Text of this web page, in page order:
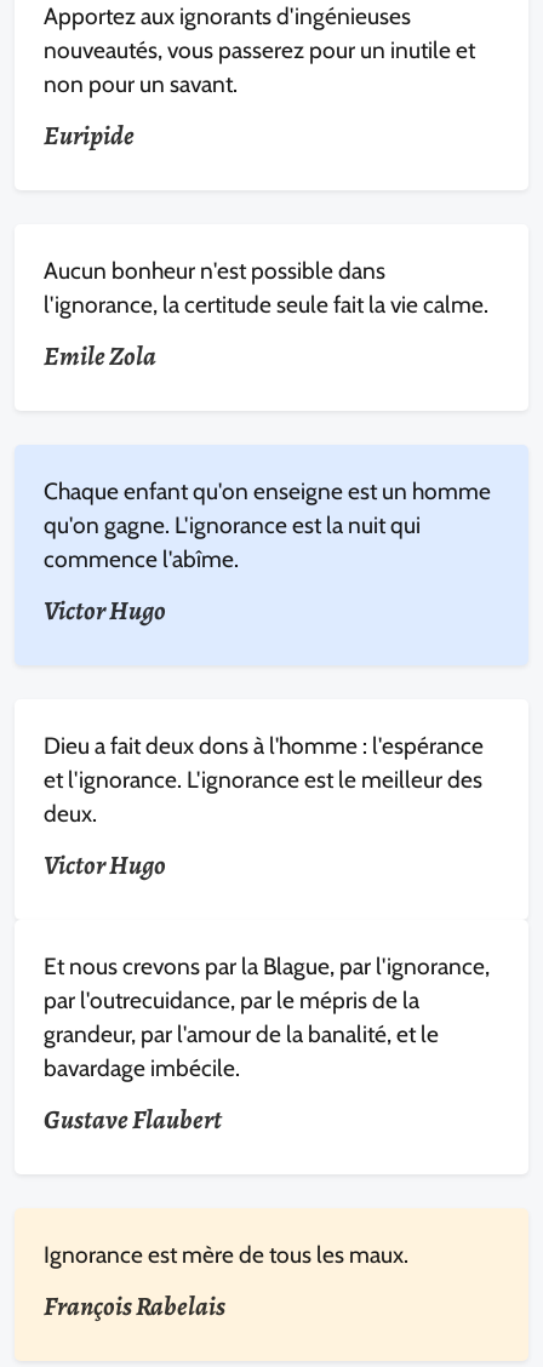
Apportez aux ignorants d'ingénieuses
nouveautés, vous passerez pour un inutile et
non pour un savant.
Euripide
Aucun bonheur n'est possible dans
l'ignorance, la certitude seule fait la vie calme.
Emile Zola
Chaque enfant qu'on enseigne est un homme
qu'on gagne. L'ignorance est la nuit qui
commence l'abîme.
Victor Hugo
Dieu a fait deux dons à l'homme : l'espérance
et l'ignorance. L'ignorance est le meilleur des
deux.
Victor Hugo
Et nous crevons par la Blague, par l'ignorance,
par l'outrecuidance, par le mépris de la
grandeur, par l'amour de la banalité, et le
bavardage imbécile.
Gustave Flaubert
Ignorance est mère de tous les maux.
François Rabelais